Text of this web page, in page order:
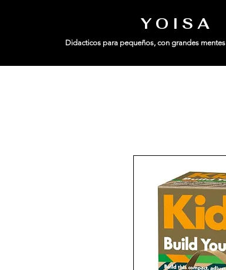
Y O I S A
Didacticos para pequeños, con grandes mentes